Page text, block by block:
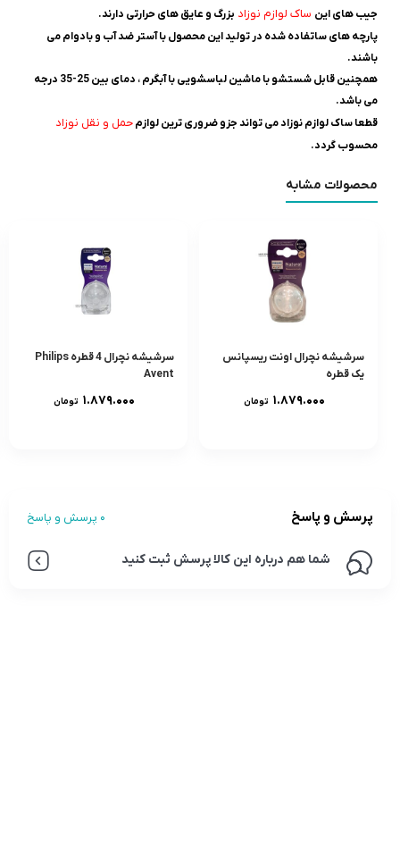
جیب های این ساک لوازم نوزاد بزرگ و عایق های حرارتی دارند.
پارچه های ساتفاده شده در تولید این محصول با آستر ضد آب و بادوام می
باشند.
همچنین قابل شستشو با ماشین لباسشویی با آبگرم ، دمای بین 25-35 درجه
می باشد.
قطعا ساک لوازم نوزاد می تواند جزو ضروری ترین لوازمحمل و نقل نوزاد
محسوب گردد.
محصولات مشابه
سرشیشه نچرال اونت ریسپانس
یک قطره
۱.۸۷۹.۰۰۰ تومان
سرشیشه نچرال 4 قطره Philips
Avent
۱.۸۷۹.۰۰۰ تومان
پرسش و پاسخ 0 پرسش و پاسخ
شما هم درباره این کالا پرسش ثبت کنید